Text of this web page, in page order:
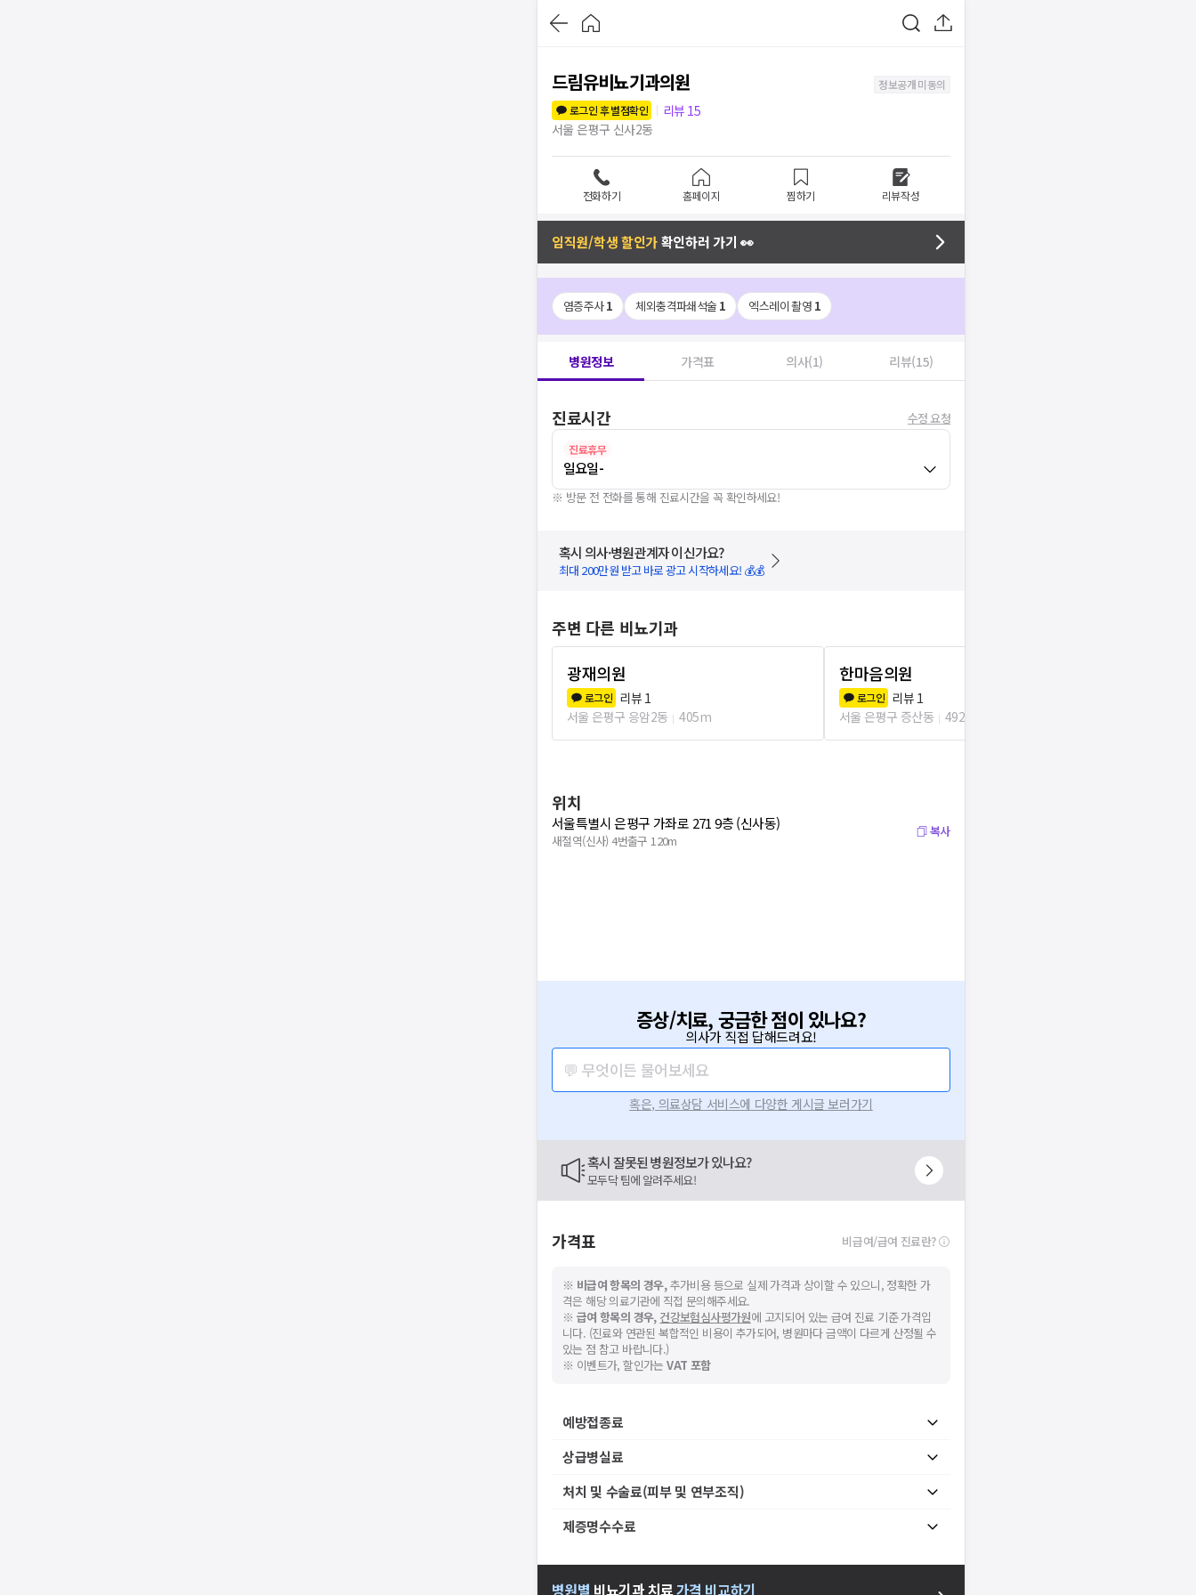
드림유비뇨기과의원
정보공개 미동의
로그인 후 별점확인
리뷰 15
서울 은평구 신사2동
전화하기 홈페이지 찜하기 리뷰작성
임직원/학생 할인가확인하러 가기 👀
염증주사1 체외충격파쇄석술 1 엑스레이 촬영 1
병원정보 가격표 의사(1) 리뷰(15)
진료시간 수정 요청
진료휴무
일요일-
※ 방문 전 전화를 통해 진료시간을 꼭 확인하세요!
혹시 의사·병원관계자 이신가요?
최대 200만원 받고 바로 광고 시작하세요! 💰💰
주변 다른 비뇨기과
광재의원
로그인 리뷰 1
서울 은평구 응암2동
405m
한마음의원
로그인 리뷰 1
서울 은평구 증산동
492m
위치
서울특별시 은평구 가좌로 271 9층 (신사동)
새절역(신사) 4번출구 120m
복사
증상/치료, 궁금한 점이 있나요?
의사가 직접 답해드려요!
💬 무엇이든 물어보세요
혹은, 의료상담 서비스에 다양한 게시글 보러가기
혹시 잘못된 병원정보가 있나요?
모두닥 팀에 알려주세요!
가격표 비급여/급여 진료란?
※ 비급여 항목의 경우,추가비용 등으로 실제 가격과 상이할 수 있으니, 정확한 가
격은 해당 의료기관에 직접 문의해주세요.
※ 급여 항목의 경우, 건강보험심사평가원에 고지되어 있는 급여 진료 기준 가격입
니다. (진료와 연관된 복합적인 비용이 추가되어, 병원마다 금액이 다르게 산정될 수
있는 점 참고 바랍니다.)
※ 이벤트가, 할인가는VAT 포함
예방접종료
상급병실료
처치 및 수술료(피부 및 연부조직)
제증명수수료
병원별 비뇨기과치료가격 비교하기